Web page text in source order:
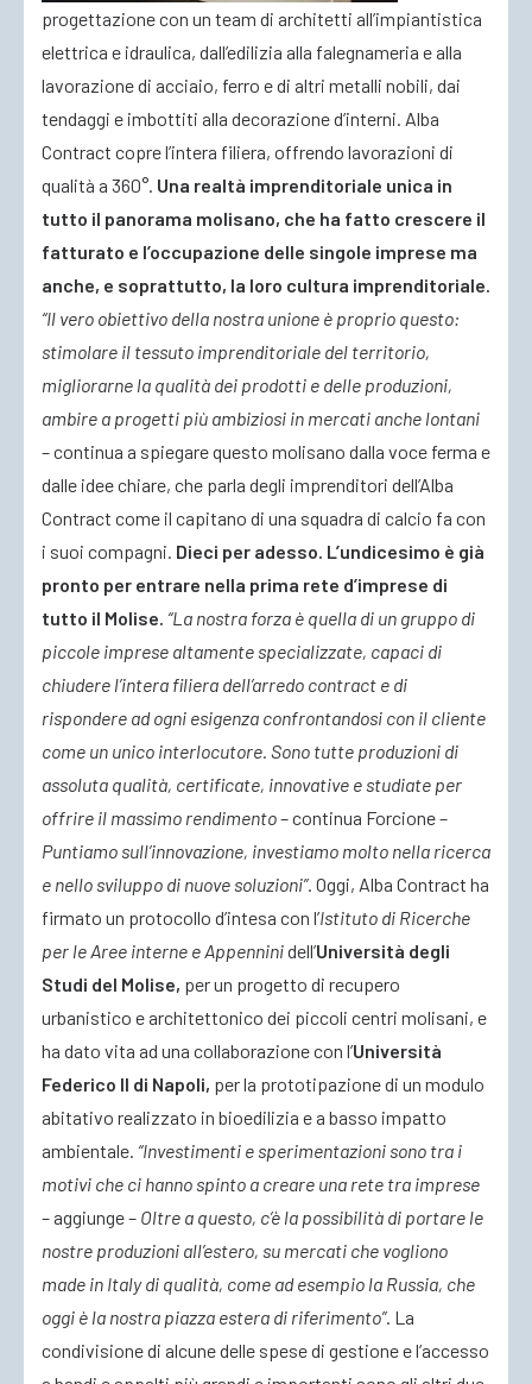
progettazione con un team di architetti all’impiantistica
elettrica e idraulica, dall’edilizia alla falegnameria e alla
lavorazione di acciaio, ferro e di altri metalli nobili, dai
tendaggi e imbottiti alla decorazione d’interni. Alba
Contract copre l’intera filiera, offrendo lavorazioni di
qualità a 360°. Una realtà imprenditoriale unica in
tutto il panorama molisano, che ha fatto crescere il
fatturato e l’occupazione delle singole imprese ma
anche, e soprattutto, la loro cultura imprenditoriale.
“Il vero obiettivo della nostra unione è proprio questo:
stimolare il tessuto imprenditoriale del territorio,
migliorarne la qualità dei prodotti e delle produzioni,
ambire a progetti più ambiziosi in mercati anche lontani
– continua a spiegare questo molisano dalla voce ferma e
dalle idee chiare, che parla degli imprenditori dell’Alba
Contract come il capitano di una squadra di calcio fa con
i suoi compagni. Dieci per adesso. L’undicesimo è già
pronto per entrare nella prima rete d’imprese di
tutto il Molise. “La nostra forza è quella di un gruppo di
piccole imprese altamente specializzate, capaci di
chiudere l’intera filiera dell’arredo contract e di
rispondere ad ogni esigenza confrontandosi con il cliente
come un unico interlocutore. Sono tutte produzioni di
assoluta qualità, certificate, innovative e studiate per
offrire il massimo rendimento– continua Forcione –
Puntiamo sull’innovazione, investiamo molto nella ricerca
e nello sviluppo di nuove soluzioni”. Oggi, Alba Contract ha
firmato un protocollo d’intesa con l’Istituto di Ricerche
per le Aree interne e Appenninidell’Università degli
Studi del Molise, per un progetto di recupero
urbanistico e architettonico dei piccoli centri molisani, e
ha dato vita ad una collaborazione con l’Università
Federico II di Napoli, per la prototipazione di un modulo
abitativo realizzato in bioedilizia e a basso impatto
ambientale. “Investimenti e sperimentazioni sono tra i
motivi che ci hanno spinto a creare una rete tra imprese
– aggiunge – Oltre a questo, c’è la possibilità di portare le
nostre produzioni all’estero, su mercati che vogliono
made in Italy di qualità, come ad esempio la Russia, che
oggi è la nostra piazza estera di riferimento”. La
condivisione di alcune delle spese di gestione e l’accesso